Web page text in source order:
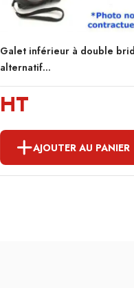
Galet inférieur à double
alternatif...
HT
AJOUTER AU PANIER